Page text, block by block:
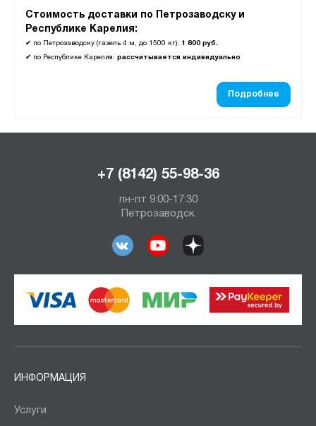
Стоимость доставки по Петрозаводску и
Республике Карелия:
✔ по Петрозаводску (газель 4 м, до 1500 кг): 1 800 руб.
✔ по Республике Карелия: рассчитывается индивидуально
Подробнее
+7 (8142) 55-98-36
пн-пт 9:00-17:30
Петрозаводск
ИНФОРМАЦИЯ
Услуги